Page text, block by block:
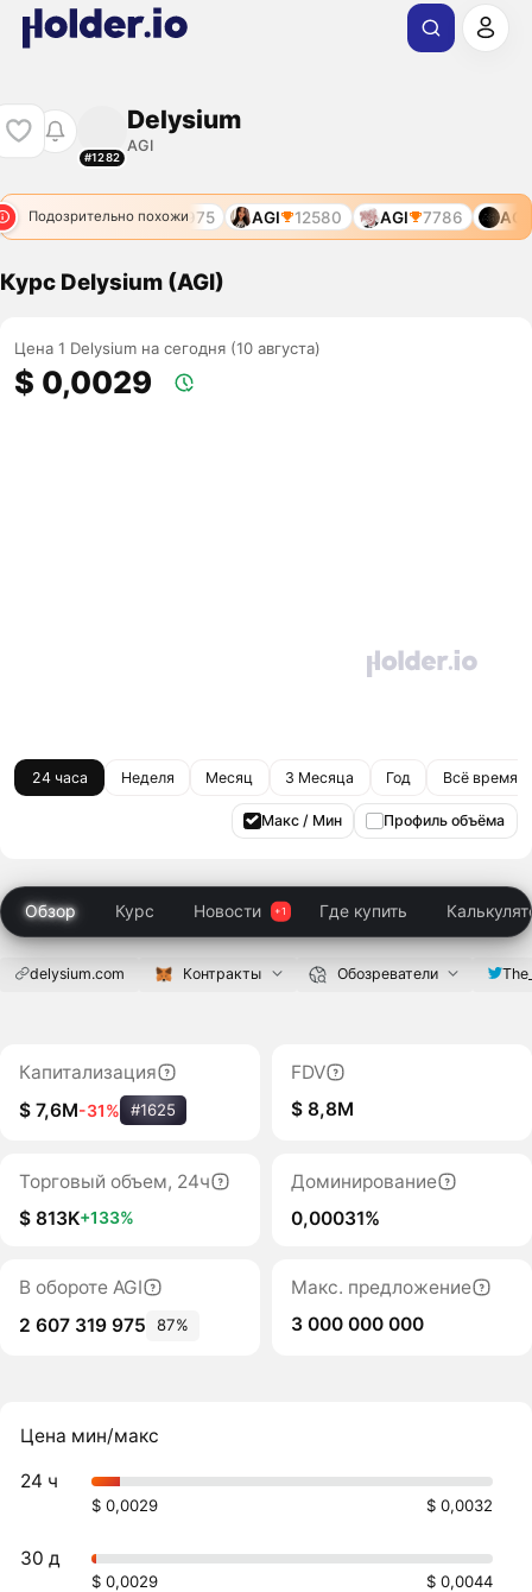
#1282
Delysium
AGI
Подозрительно похожи
11285 AGI 11975 AGI 12580 AGI 7786 AGI
Курс Delysium (AGI)
Цена 1 Delysium на сегодня (10 августа)
$ 0,0029
24 часа Неделя Месяц 3 Месяца Год Всё время
Макс / Мин Профиль объёма
Обзор Курс Новости Где купить
delysium.com Контракты Обозреватели
Капитализация
$ 7,6M-31% #1625
FDV
$ 8,8M
Торговый объем, 24ч
$ 813K+133%
Доминирование
0,00031%
В обороте AGI
2 607 319 975
87%
Макс. предложение
3 000 000 000
Цена мин/макс
24 ч
$ 0,0029 $ 0,0032
30 д
$ 0,0029 $ 0,0044